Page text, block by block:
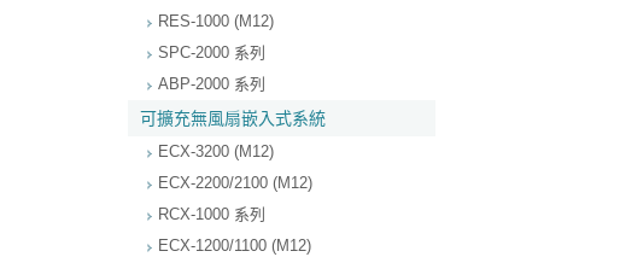
RES-1000 (M12)
SPC-2000 系列
ABP-2000 系列
可擴充無風扇嵌入式系統
ECX-3200 (M12)
ECX-2200/2100 (M12)
RCX-1000 系列
ECX-1200/1100 (M12)